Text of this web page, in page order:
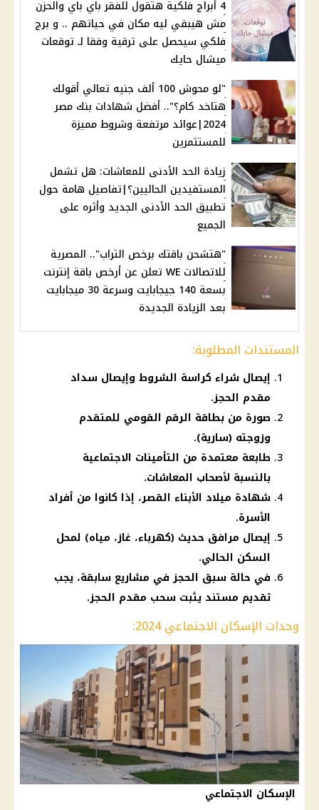
4 أبراج فلكية هتقول للفقر باي باي والحزن
مش هيبقي ليه مكان في حياتهم .. و برج
فلكي سيحصل على ترقية وفقا لـ توقعات
ميشال حايك
"لو محوش 100 ألف جنيه تعالي أقولك
هتاخد كام؟".. أفضل شهادات بنك مصر
2024|عوائد مرتفعة وشروط مميزة
للمستثمرين
زيادة الحد الأدنى للمعاشات: هل تشمل
المستفيدين الحاليين؟|تفاصيل هامة حول
تطبيق الحد الأدنى الجديد وأثره على
الجميع
"هتشحن باقتك برخص التراب".. المصرية
للاتصالات WE تعلن عن أرخص باقة إنترنت
بسعة 140 جيجابايت وسرعة 30 ميجابايت
بعد الزيادة الجديدة
المستندات المطلوبة:
إيصال شراء كراسة الشروط وإيصال سداد
مقدم الحجز.
صورة من بطاقة الرقم القومي للمتقدم
وزوجته (سارية).
طابعة معتمدة من التأمينات الاجتماعية
بالنسبة لأصحاب المعاشات.
شهادة ميلاد الأبناء القصر، إذا كانوا من أفراد
الأسرة.
إيصال مرافق حديث (كهرباء، غاز، مياه) لمحل
السكن الحالي.
في حالة سبق الحجز في مشاريع سابقة، يجب
تقديم مستند يثبت سحب مقدم الحجز.
وحدات الإسكان الاجتماعي 2024:
الإسكان الاجتماعي